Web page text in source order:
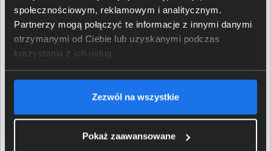
społecznościowym, reklamowym i analitycznym.
Partnerzy mogą połączyć te informacje z innymi danymi
otrzymanymi od Ciebie lub uzyskanymi podczas
korzystania z ich usług.
Zezwól na wszystkie
Pokaż zaawansowane
Szerokość (mm) 94
Głębokość (mm)
Kod producenta (MPN) DGS-1005D/E
Szczegóły dotyczące zgodności produktu z
przepisami